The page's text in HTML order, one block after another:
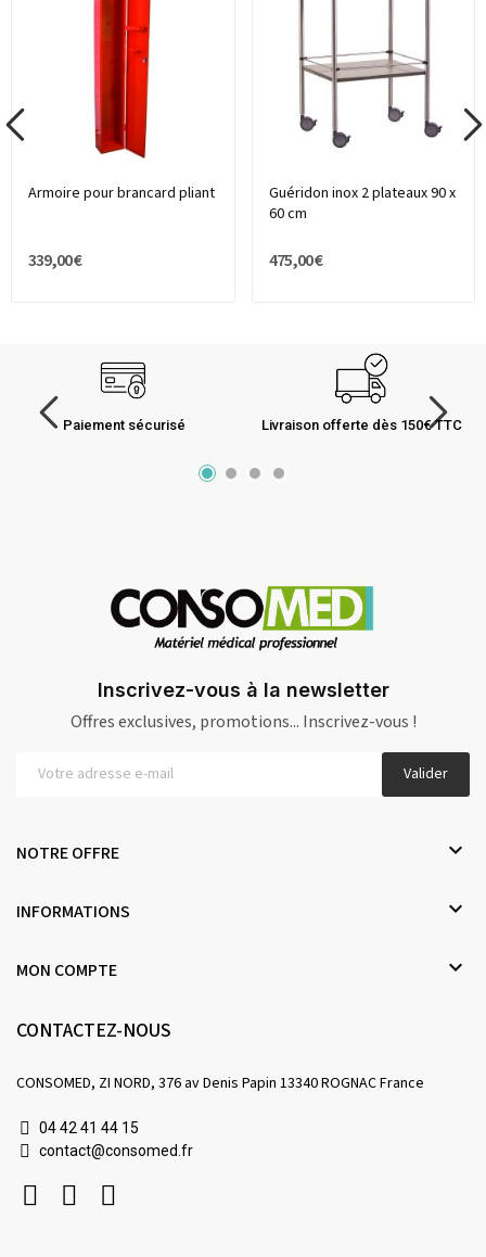
Armoire pour brancard pliant
339,00 €
Guéridon inox 2 plateaux 90 x
60 cm
475,00 €
Paiement sécurisé Livraison offerte dès 150€ TTC
Inscrivez-vous à la newsletter
Offres exclusives, promotions... Inscrivez-vous !
Valider
NOTRE OFFRE 
INFORMATIONS 
MON COMPTE 
CONTACTEZ-NOUS
CONSOMED, ZI NORD, 376 av Denis Papin 13340 ROGNAC France
04 42 41 44 15
contact@consomed.fr